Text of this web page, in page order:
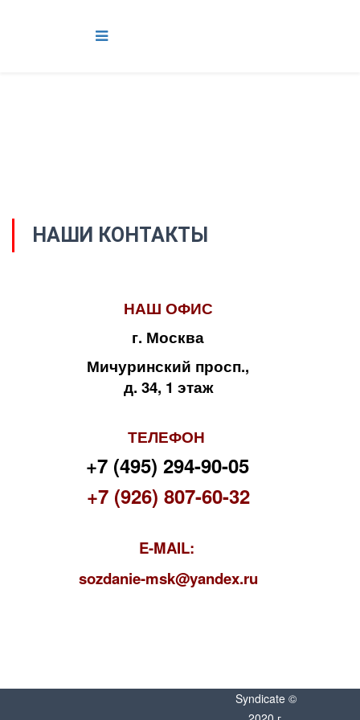
НАШИ КОНТАКТЫ
НАШ ОФИС
г. Москва
Мичуринский просп.,
д. 34, 1 этаж
ТЕЛЕФОН
+7 (495) 294-90-05
+7 (926) 807-60-32
E-MAIL:
sozdanie-msk@yandex.ru
Syndicate ©